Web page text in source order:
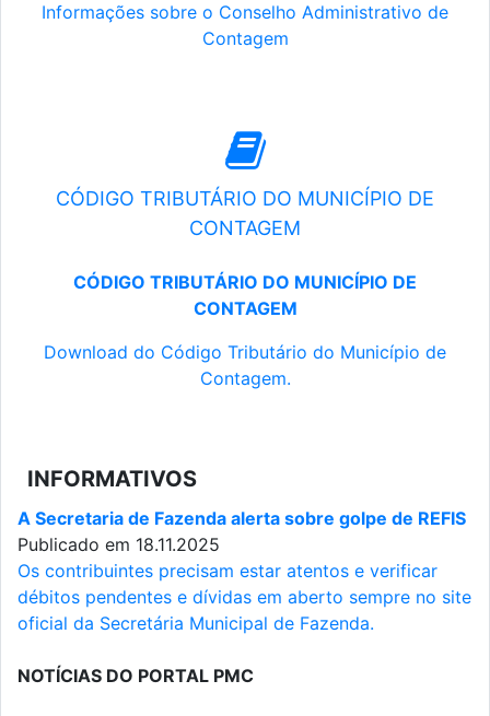
Informações sobre o Conselho Administrativo de
Contagem
CÓDIGO TRIBUTÁRIO DO MUNICÍPIO DE
CONTAGEM
CÓDIGO TRIBUTÁRIO DO MUNICÍPIO DE
CONTAGEM
Download do Código Tributário do Município de
Contagem.
INFORMATIVOS
A Secretaria de Fazenda alerta sobre golpe de REFIS
Publicado em 18.11.2025
Os contribuintes precisam estar atentos e verificar
débitos pendentes e dívidas em aberto sempre no site
oficial da Secretária Municipal de Fazenda.
NOTÍCIAS DO PORTAL PMC